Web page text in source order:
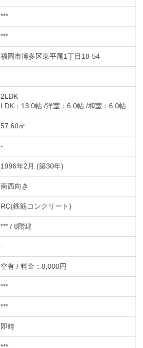
***
***
福岡市博多区東平尾1丁目18-54
2LDK
LDK ：13.0帖 洋室 ：6.0帖 和室 ：6.0帖
57.60㎡
-
1996年2月 (築30年)
南西向き
RC(鉄筋コンクリート)
*** / 8階建
-
空有 / 料金：8,000円
***
***
即時